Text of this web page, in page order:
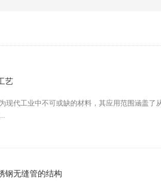
艺
现代工业中不可或缺的材料，其应用范围涵盖
钢无缝管的结构